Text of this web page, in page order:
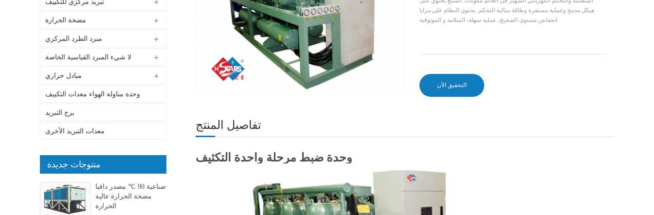
هيكل مدمج وعملية مستقرة وطاقة مثالية التحكم. يحتوي النظام على مزايا
انخفاض مستوى الضجيج، عملية سهلة، السلامة و الموثوقية.
التحقيق الآن
تفاصيل المنتج
وحدة ضبط مرحلة واحدة التكثيف
مضخة الحرارة
مبرد الطرد المركزي
لا شيء المبرد القياسية الخاصة
مبادل حراري
وحدة مناولة الهواء معدات التكييف
برج التبريد
معدات التبريد الأخرى
منتوجات جديدة
صناعية 90 ℃ مصدر دافيا
مضخة الحرارة عالية
الحرارة